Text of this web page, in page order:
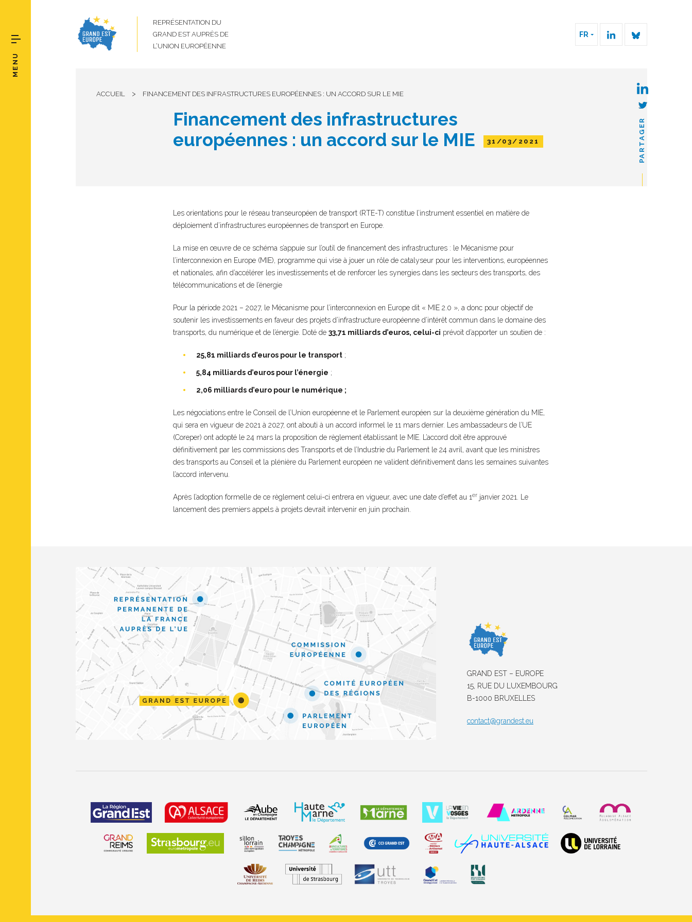
REPRÉSENTATION DU
GRAND EST AUPRÈS DE
L’UNION EUROPÉENNE
FR
MENU
ACCUEIL > FINANCEMENT DES INFRASTRUCTURES EUROPÉENNES : UN ACCORD SUR LE MIE
Financement des infrastructures
européennes : un accord sur le MIE
31/03/2021 PARTAGER
Les orientations pour le réseau transeuropéen de transport (RTE-T) constitue l’instrument essentiel en matière de
déploiement d’infrastructures européennes de transport en Europe.
La mise en œuvre de ce schéma s’appuie sur l’outil de financement des infrastructures : le Mécanisme pour
l’interconnexion en Europe (MIE), programme qui vise à jouer un rôle de catalyseur pour les interventions, européennes
et nationales, afin d’accélérer les investissements et de renforcer les synergies dans les secteurs des transports, des
télécommunications et de l’énergie
Pour la période 2021 – 2027, le Mécanisme pour l’interconnexion en Europe dit « MIE 2.0 », a donc pour objectif de
soutenir les investissements en faveur des projets d’infrastructure européenne d’intérêt commun dans le domaine des
transports, du numérique et de l’énergie. Doté de 33,71 milliards d’euros, celui-ci prévoit d’apporter un soutien de :
25,81 milliards d’euros pour le transport;
5,84 milliards d’euros pour l’énergie ;
2,06 milliards d’euro pour le numérique ;
Les négociations entre le Conseil de l’Union européenne et le Parlement européen sur la deuxième génération du MIE,
qui sera en vigueur de 2021 à 2027, ont abouti à un accord informel le 11 mars dernier. Les ambassadeurs de l’UE
(Coreper) ont adopté le 24 mars la proposition de règlement établissant le MIE. L’accord doit être approuvé
définitivement par les commissions des Transports et de l’Industrie du Parlement le 24 avril, avant que les ministres
des transports au Conseil et la plénière du Parlement européen ne valident définitivement dans les semaines suivantes
l’accord intervenu.
Après l’adoption formelle de ce règlement celui-ci entrera en vigueur, avec une date d’effet au 1erjanvier 2021. Le
lancement des premiers appels à projets devrait intervenir en juin prochain.
GRAND EST – EUROPE
15, RUE DU LUXEMBOURG
B-1000 BRUXELLES
contact@grandest.eu